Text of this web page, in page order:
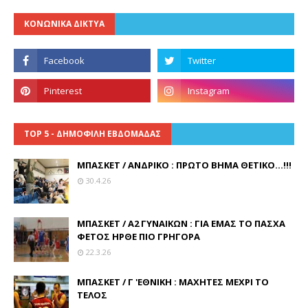
ΚΟΝΩΝΙΚΑ ΔΙΚΤΥΑ
TOP 5 - ΔΗΜΟΦΙΛΗ ΕΒΔΟΜΑΔΑΣ
ΜΠΑΣΚΕΤ / ΑΝΔΡΙΚΟ : ΠΡΩΤΟ ΒΗΜΑ ΘΕΤΙΚΟ...!!!
30.4.26
ΜΠΑΣΚΕΤ / Α2 ΓΥΝΑΙΚΩΝ : ΓΙΑ ΕΜΑΣ ΤΟ ΠΑΣΧΑ
ΦΕΤΟΣ ΗΡΘΕ ΠΙΟ ΓΡΗΓΟΡΑ
22.3.26
ΜΠΑΣΚΕΤ / Γ 'ΕΘΝΙΚΗ : ΜΑΧΗΤΕΣ ΜΕΧΡΙ ΤΟ
ΤΕΛΟΣ